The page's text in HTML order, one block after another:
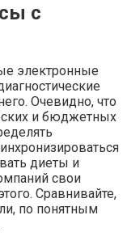
с
электронные
Очевидно, что
и бюджетных
диеты и
свои
Сравнивайте,
по понятным